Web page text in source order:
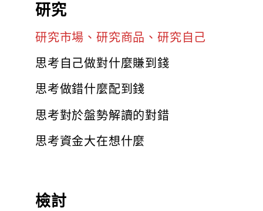
研究
研究市場、研究商品、研究自己
思考自己做對什麼賺到錢
思考做錯什麼配到錢
思考對於盤勢解讀的對錯
思考資金大在想什麼
檢討